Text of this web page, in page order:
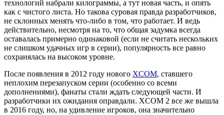
технологий набрали килограммы, а тут новая часть, и опять
как с чистого листа. Но такова суровая правда разработчиков,
не склонных менять что-либо в том, что работает. И ведь
действительно, несмотря на то, что общая задумка всегда
оставалась примерно одинаковой (если не считать нескольких
не слишком удачных игр в серии), популярность все равно
сохранялась на высоком уровне.
После появления в 2012 году нового XCOM, ставшего
неплохим перезапуском серии (особенно со всеми
дополнениями), фанаты стали ждать следующей части. И
разработчики их ожидания оправдали. XCOM 2 все же вышла
в 2016 году, но, на удивление игроков, она значительно